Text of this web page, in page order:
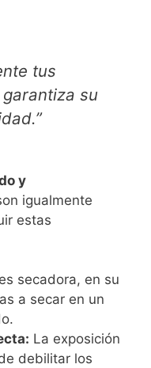
tus
su
y
igualmente
estas
secadora, en su
a secar en un
La exposición
debilitar los